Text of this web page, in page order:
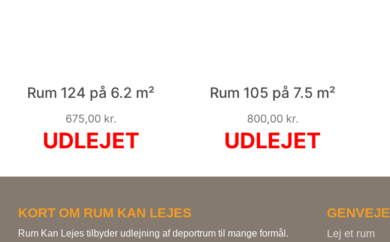
Rum 124 på 6.2 m²
675,00 kr.
Rum 105 på 7.5 m²
800,00 kr.
KORT OM RUM KAN LEJES
Rum Kan Lejes tilbyder udlejning af deportrum til mange formål.
GENVEJE
Lej et rum